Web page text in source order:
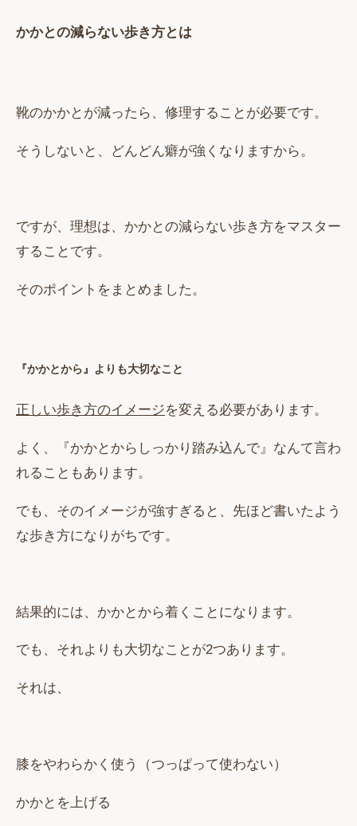
かかとの減らない歩き方とは
靴のかかとが減ったら、修理することが必要です。
そうしないと、どんどん癖が強くなりますから。
ですが、理想は、かかとの減らない歩き方をマスター
することです。
そのポイントをまとめました。
『かかとから』よりも大切なこと
正しい歩き方のイメージを変える必要があります。
よく、『かかとからしっかり踏み込んで』なんて言わ
れることもあります。
でも、そのイメージが強すぎると、先ほど書いたよう
な歩き方になりがちです。
結果的には、かかとから着くことになります。
でも、それよりも大切なことが2つあります。
それは、
膝をやわらかく使う（つっぱって使わない）
かかとを上げる